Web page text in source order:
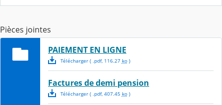
Pièces jointes
PAIEMENT EN LIGNE
Télécharger( .pdf, 116.27 ko)
Factures de demi pension
Télécharger( .pdf, 407.45 ko)